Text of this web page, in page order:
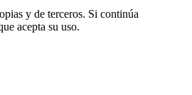
y de terceros. Si continúa
acepta su uso.